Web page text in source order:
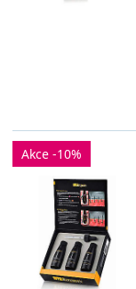
Akce -10%